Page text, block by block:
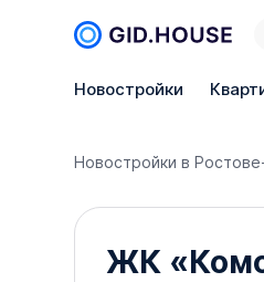
Новостройки
Новостройки в
ЖК «